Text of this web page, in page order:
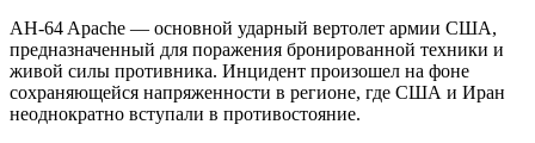
AH-64 Apache — основной ударный вертолет армии США,
предназначенный для поражения бронированной техники и
живой силы противника. Инцидент произошел на фоне
сохраняющейся напряженности в регионе, где США и Иран
неоднократно вступали в противостояние.